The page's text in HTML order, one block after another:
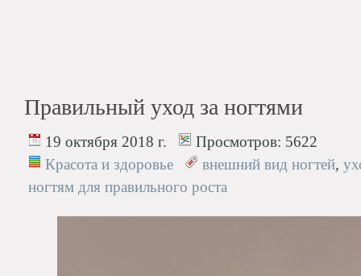
Правильный уход за ногтями
19 октября 2018 г. Просмотров: 5622
Красота и здоровье
внешний вид ногтей,
ногтям для правильного роста